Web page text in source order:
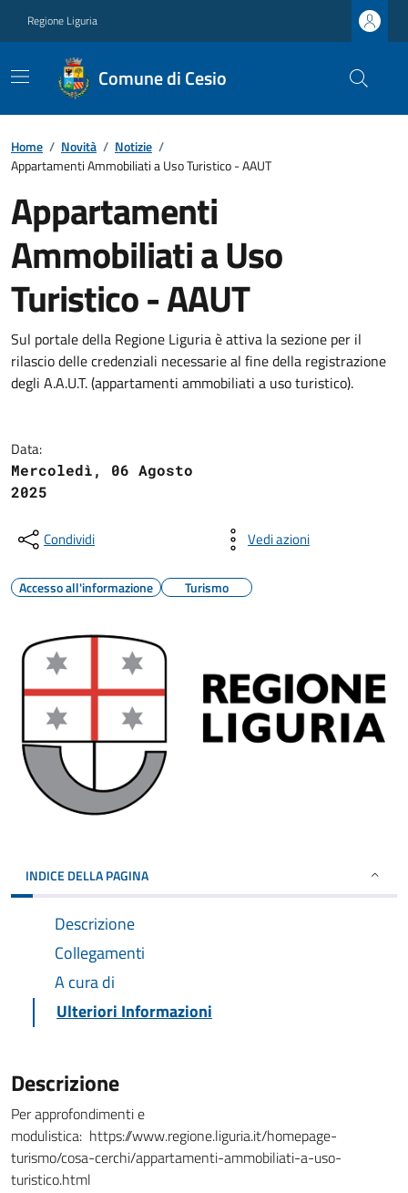
Regione Liguria
Comune di Cesio
Home / Novità / Notizie /
Appartamenti Ammobiliati a Uso Turistico - AAUT
Appartamenti
Ammobiliati a Uso
Turistico - AAUT
Sul portale della Regione Liguria è attiva la sezione per il
rilascio delle credenziali necessarie al fine della registrazione
degli A.A.U.T. (appartamenti ammobiliati a uso turistico).
Data:
Mercoledì, 06 Agosto
2025
Condividi Vedi azioni
Accesso all'informazione Turismo
INDICE DELLA PAGINA
Descrizione
Collegamenti
A cura di
Ulteriori Informazioni
Descrizione
Per approfondimenti e
modulistica: https://www.regione.liguria.it/homepage-
turismo/cosa-cerchi/appartamenti-ammobiliati-a-uso-
turistico.html